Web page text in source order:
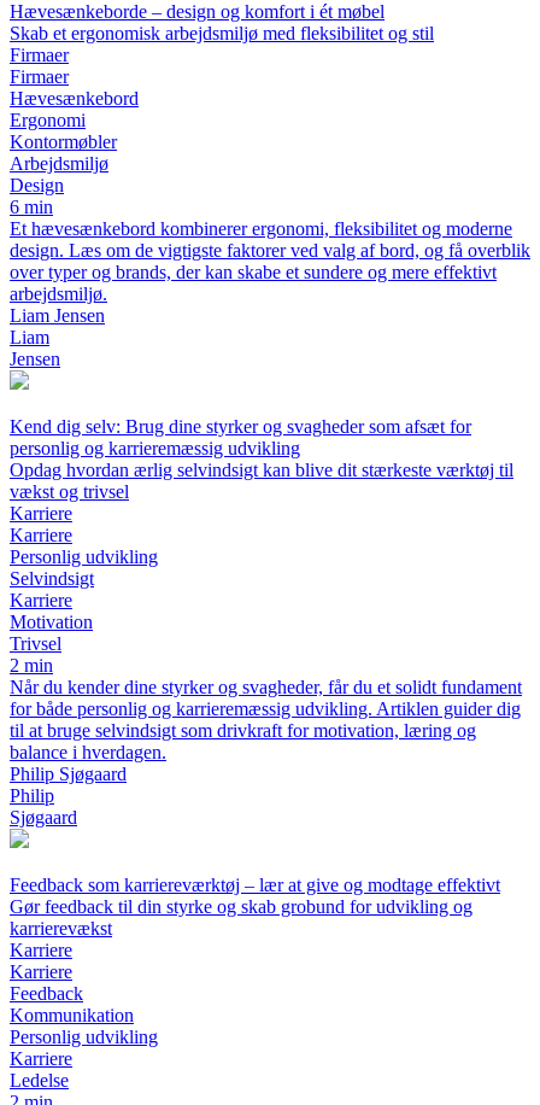
Hævesænkeborde – design og komfort i ét møbel
Skab et ergonomisk arbejdsmiljø med fleksibilitet og stil
Firmaer
Firmaer
Hævesænkebord
Ergonomi
Kontormøbler
Arbejdsmiljø
Design
6 min
Et hævesænkebord kombinerer ergonomi, fleksibilitet og moderne
design. Læs om de vigtigste faktorer ved valg af bord, og få overblik
over typer og brands, der kan skabe et sundere og mere effektivt
arbejdsmiljø.
Liam Jensen
Liam
Jensen
Kend dig selv: Brug dine styrker og svagheder som afsæt for
personlig og karrieremæssig udvikling
Opdag hvordan ærlig selvindsigt kan blive dit stærkeste værktøj til
vækst og trivsel
Karriere
Karriere
Personlig udvikling
Selvindsigt
Karriere
Motivation
Trivsel
2 min
Når du kender dine styrker og svagheder, får du et solidt fundament
for både personlig og karrieremæssig udvikling. Artiklen guider dig
til at bruge selvindsigt som drivkraft for motivation, læring og
balance i hverdagen.
Philip Sjøgaard
Philip
Sjøgaard
Feedback som karriereværktøj – lær at give og modtage effektivt
Gør feedback til din styrke og skab grobund for udvikling og
karrierevækst
Karriere
Karriere
Feedback
Kommunikation
Personlig udvikling
Karriere
Ledelse